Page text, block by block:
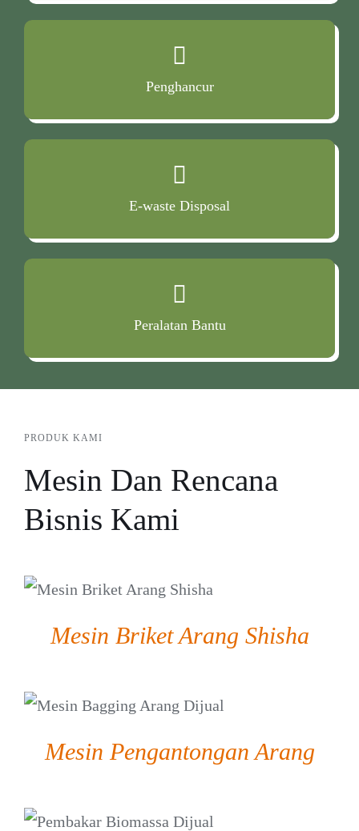
Penghancur
E-waste Disposal
Peralatan Bantu
PRODUK KAMI
Mesin Dan Rencana
Bisnis Kami
DETAIL
Mesin Briket Arang Shisha
DETAIL
Mesin Pengantongan Arang
DETAIL